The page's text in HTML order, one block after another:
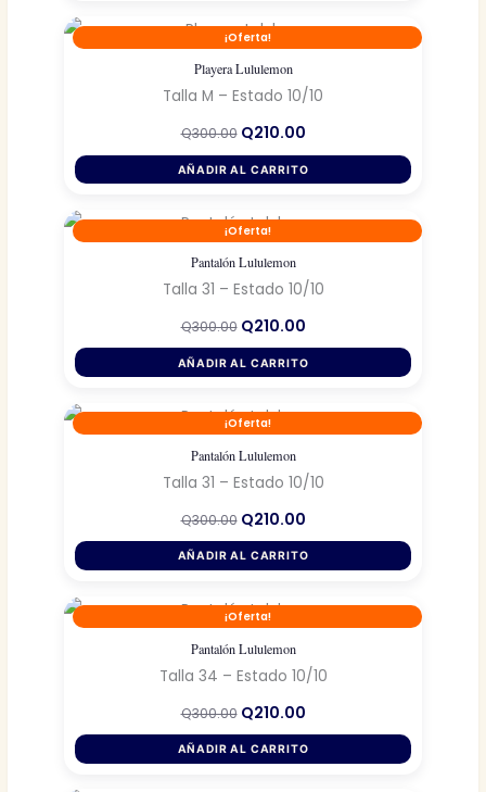
¡Oferta!
Playera Lululemon
Talla M – Estado 10/10
Q300.00 El
original
era:
Q210.00El
actual
es:
AÑADIR AL CARRITO
¡Oferta!
Pantalón Lululemon
Talla 31 – Estado 10/10
Q300.00 El
original
era:
Q210.00El
actual
es:
AÑADIR AL CARRITO
¡Oferta!
Pantalón Lululemon
Talla 31 – Estado 10/10
Q300.00 El
original
era:
Q210.00El
actual
es:
AÑADIR AL CARRITO
¡Oferta!
Pantalón Lululemon
Talla 34 – Estado 10/10
Q300.00 El
original
era:
Q210.00El
actual
es:
AÑADIR AL CARRITO